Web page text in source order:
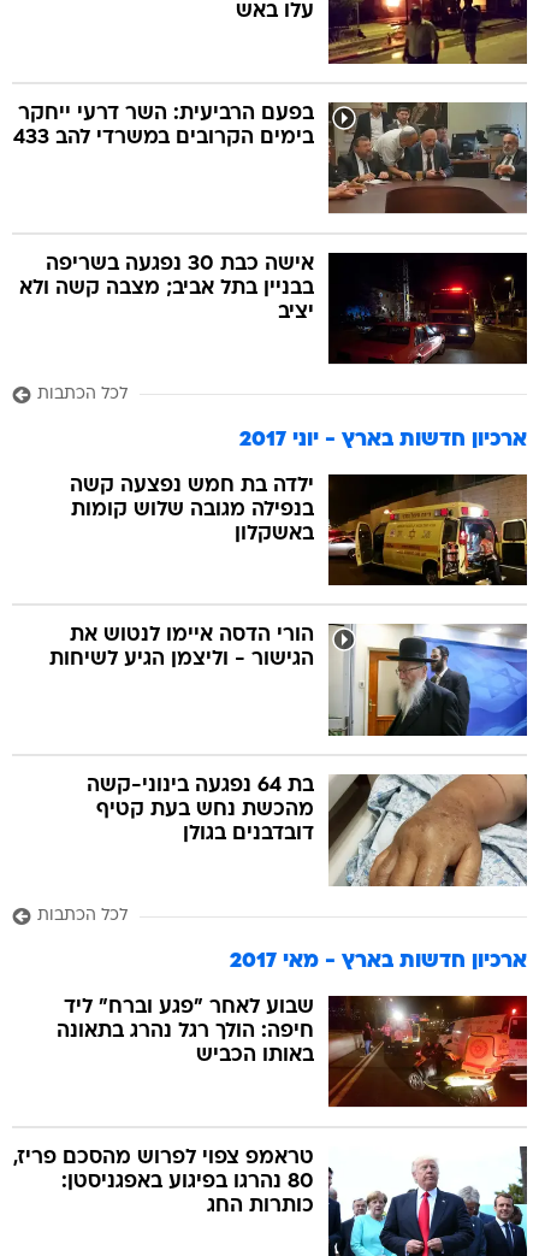
עלו באש
בפעם הרביעית: השר דרעי ייחקר
בימים הקרובים במשרדי להב 433
אישה כבת 30 נפגעה בשריפה
בבניין בתל אביב; מצבה קשה ולא
יציב
לכל הכתבות
ארכיון חדשות בארץ - יוני 2017
ילדה בת חמש נפצעה קשה
בנפילה מגובה שלוש קומות
באשקלון
הורי הדסה איימו לנטוש את
הגישור - וליצמן הגיע לשיחות
בת 64 נפגעה בינוני-קשה
מהכשת נחש בעת קטיף
דובדבנים בגולן
לכל הכתבות
ארכיון חדשות בארץ - מאי 2017
שבוע לאחר "פגע וברח" ליד
חיפה: הולך רגל נהרג בתאונה
באותו הכביש
טראמפ צפוי לפרוש מהסכם פריז,
80 נהרגו בפיגוע באפגניסטן:
כותרות החג